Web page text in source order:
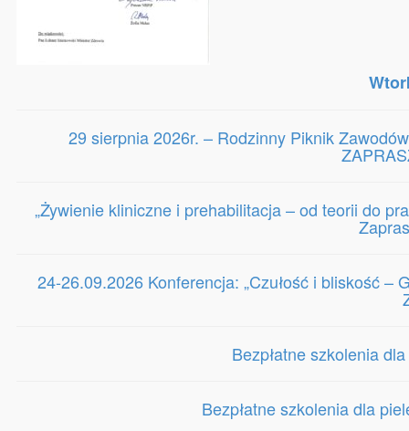
29 sierpnia 2026r. – Rodzinny Piknik
„Żywienie kliniczne i prehabilitacja – od teorii do
24-26.09.2026 Konferencja: „Czułość i bliskość –
Bezpłatne szkolenia
Bezpłatne szkolenia dla